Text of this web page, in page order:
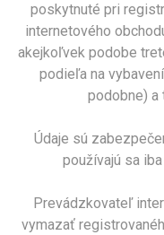
poskytnuté pri
internetového
akejkoľvek podobe
podieľa na
podobne) a
Údaje sú
používajú sa
Prevádzkovateľ
vymazať